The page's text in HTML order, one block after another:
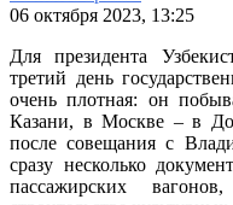
06 октября 2023, 13:25
Для президента
третий день
очень плотная: он
Казани, в Москве – в
после совещания с
сразу несколько
пассажирских